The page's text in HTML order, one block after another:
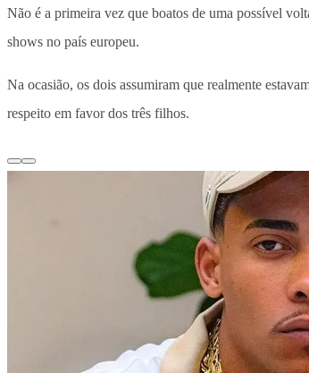
Não é a primeira vez que boatos de uma possível
shows no país europeu.
Na ocasião, os dois assumiram que realmente
respeito em favor dos três filhos.